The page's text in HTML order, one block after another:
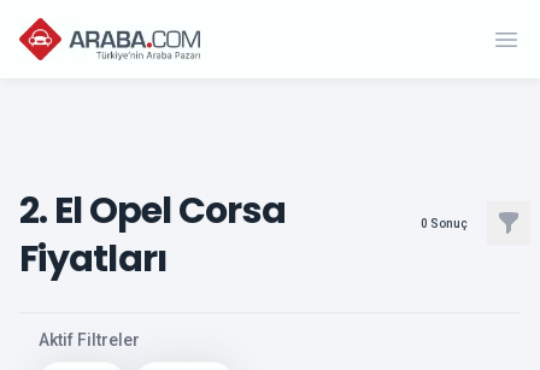
2. El Opel Corsa
Fiyatları
0 Sonuç
Aktif Filtreler